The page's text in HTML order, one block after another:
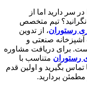
سر دارید اما از
تیم متخصص
رستوران، از تدوین
صنعتی و
برای دریافت مشاوره
رستوران متناسب با
بگیرید و اولین قدم
بردارید.